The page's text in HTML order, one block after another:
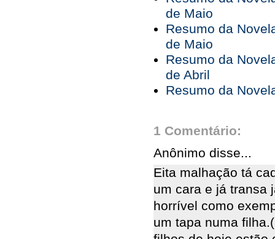
de Maio
Resumo da
de Maio
Resumo da
de Abril
Resumo da
1 Comentário:
Anônimo disse...
Eita malhação tá
um cara e já transa
horrível como
um tapa numa